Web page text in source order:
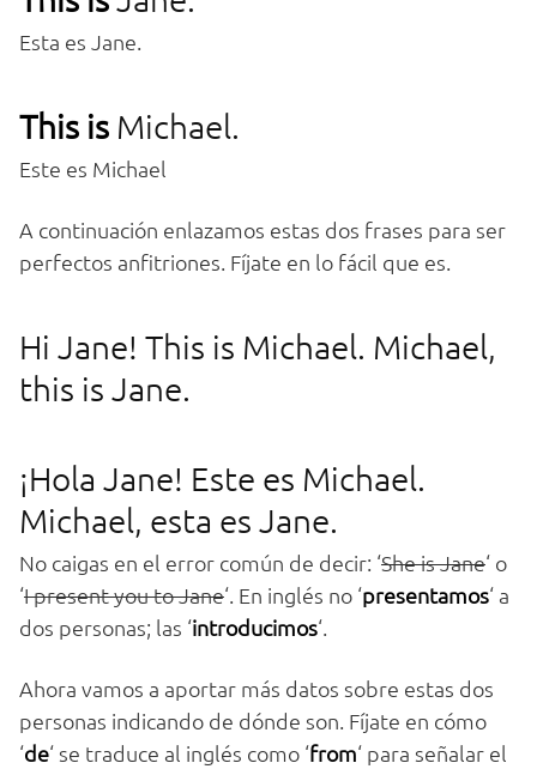
Esta es Jane.
This is Michael.
Este es Michael
A continuación enlazamos estas dos frases para ser
perfectos anfitriones. Fíjate en lo fácil que es.
Hi Jane! This is Michael. Michael,
this is Jane.
¡Hola Jane! Este es Michael.
Michael, esta es Jane.
No caigas en el error común de decir: ‘She is Jane‘ o
‘I present you to Jane‘. En inglés no ‘presentamos‘ a
dos personas; las ‘introducimos‘.
Ahora vamos a aportar más datos sobre estas dos
personas indicando de dónde son. Fíjate en cómo
‘de‘ se traduce al inglés como ‘from‘ para señalar el